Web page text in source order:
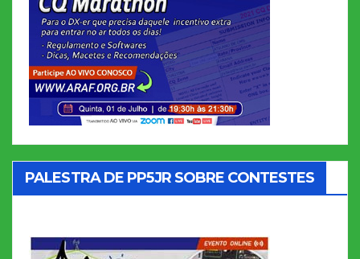
PALESTRA DE PP5JR SOBRE CONTESTES